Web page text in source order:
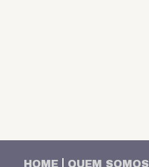
HOME QUEM SOMOS